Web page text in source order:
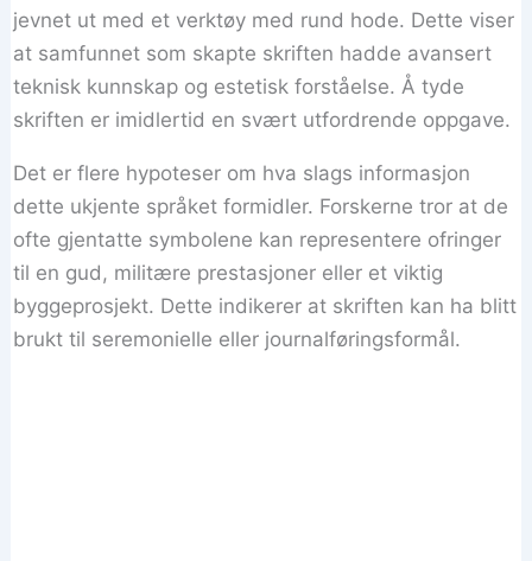
jevnet ut med et verktøy med rund hode. Dette viser
at samfunnet som skapte skriften hadde avansert
teknisk kunnskap og estetisk forståelse. Å tyde
skriften er imidlertid en svært utfordrende oppgave.
Det er flere hypoteser om hva slags informasjon
dette ukjente språket formidler. Forskerne tror at de
ofte gjentatte symbolene kan representere ofringer
til en gud, militære prestasjoner eller et viktig
byggeprosjekt. Dette indikerer at skriften kan ha blitt
brukt til seremonielle eller journalføringsformål.